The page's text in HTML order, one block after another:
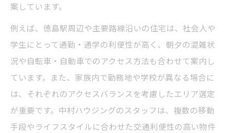
案しています。
例えば、徳島駅周辺や主要路線沿いの住宅は、社会人や
学生にとって通勤・通学の利便性が高く、朝夕の混雑状
況や自転車・自動車でのアクセス方法も合わせて案内し
ています。また、家族内で勤務地や学校が異なる場合に
は、それぞれのアクセスバランスを考慮したエリア選定
が重要です。中村ハウジングのスタッフは、複数の移動
手段やライフスタイルに合わせた交通利便性の高い物件